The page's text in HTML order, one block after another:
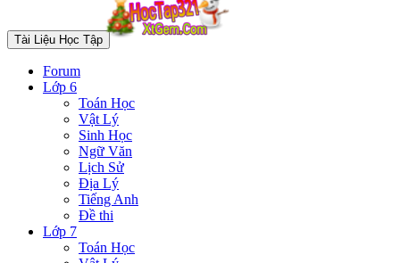
Tài Liệu Học Tập
Forum
Lớp 6
Toán Học
Vật Lý
Sinh Học
Ngữ Văn
Lịch Sử
Địa Lý
Tiếng Anh
Đề thi
Lớp 7
Toán Học